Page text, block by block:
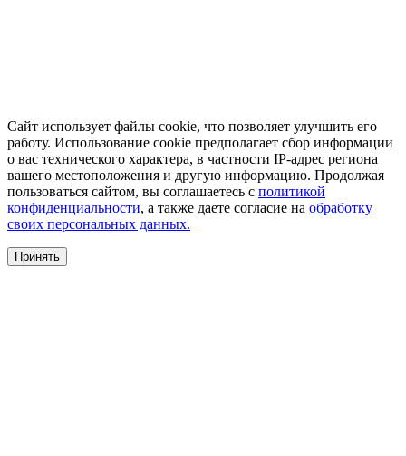
Сайт использует файлы cookie, что позволяет улучшить его
работу. Использование cookie предполагает сбор информации
о вас технического характера, в частности IP-адрес региона
вашего местоположения и другую информацию. Продолжая
пользоваться сайтом, вы соглашаетесь с политикой
конфиденциальности, а также даете согласие на обработку
своих персональных данных.
Принять